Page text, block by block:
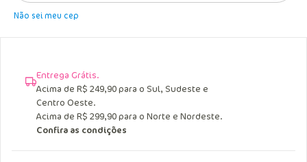
Entrega Grátis.
Acima de R$ 249,90 para o Sul, Sudeste e
Centro Oeste.